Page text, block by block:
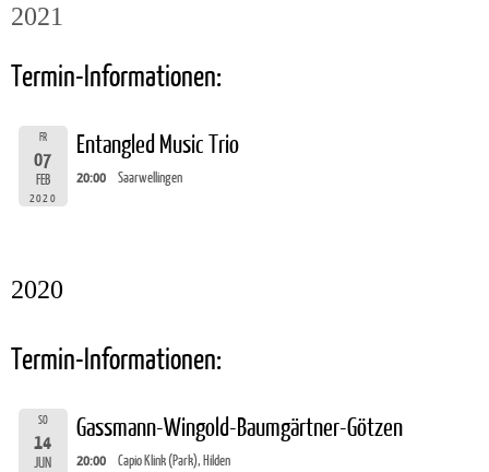
2021
Termin-Informationen:
FR
07
FEB
2020
Entangled Music Trio
20:00 Saarwellingen
2020
Termin-Informationen:
SO
14
JUN
Gassmann-Wingold-Baumgärtner-Götzen
20:00 Capio Klink (Park), Hilden